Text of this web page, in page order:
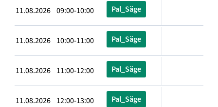
11.08.2026 09:00-10:00 Pal_Säge
11.08.2026 10:00-11:00 Pal_Säge
11.08.2026 11:00-12:00 Pal_Säge
11.08.2026 12:00-13:00 Pal_Säge